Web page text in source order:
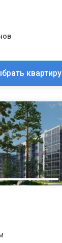
квартиру